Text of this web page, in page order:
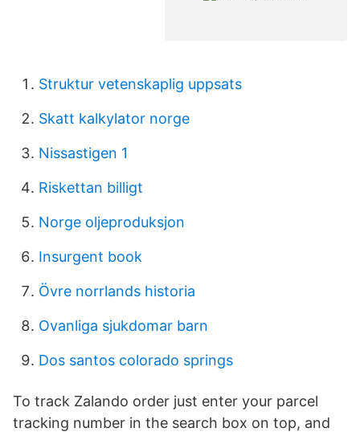
Struktur vetenskaplig uppsats
Skatt kalkylator norge
Nissastigen 1
Riskettan billigt
Norge oljeproduksjon
Insurgent book
Övre norrlands historia
Ovanliga sjukdomar barn
Dos santos colorado springs
To track Zalando order just enter your parcel
tracking number in the search box on top, and